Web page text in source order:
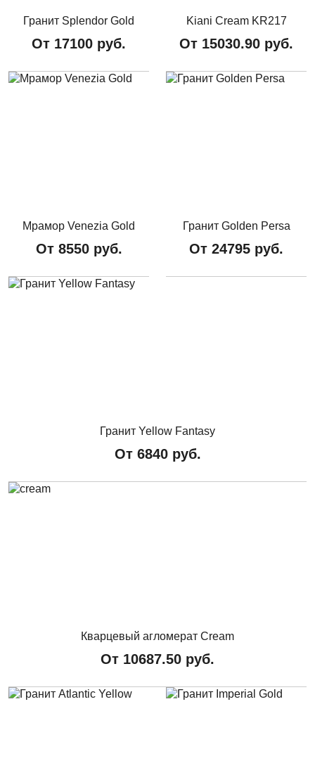
Гранит Splendor Gold
От 17100 руб.
Kiani Cream KR217
От 15030.90 руб.
Мрамор Venezia Gold
От 8550руб.
Гранит Golden Persa
От 24795 руб.
Гранит Yellow Fantasy
От 6840руб.
Кварцевый агломерат Cream
От 10687.50 руб.